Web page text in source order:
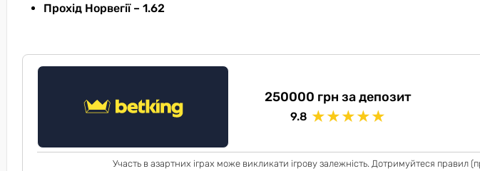
Прохід Норвегії – 1.62
250000 грн за депозит
9.8 ★★★★★
Участь в азартних іграх може викликати ігрову залежність. Дотримуйтеся правил